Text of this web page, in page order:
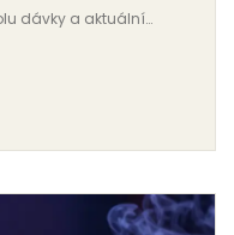
dávky a aktuální